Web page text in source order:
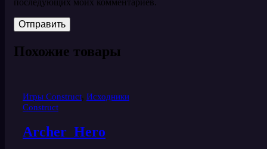
Похожие товары
Игры Construct, Исходники
Construct
Archer_Hero